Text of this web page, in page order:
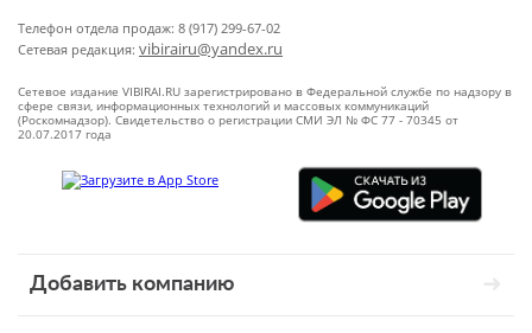
Телефон отдела продаж: 8 (917) 299-67-02
Сетевая редакция: vibirairu@yandex.ru
Сетевое издание VIBIRAI.RU зарегистрировано в Федеральной службе по надзору в
сфере связи, информационных технологий и массовых коммуникаций
(Роскомнадзор). Свидетельство о регистрации СМИ ЭЛ № ФС 77 - 70345 от
20.07.2017 года
Добавить компанию